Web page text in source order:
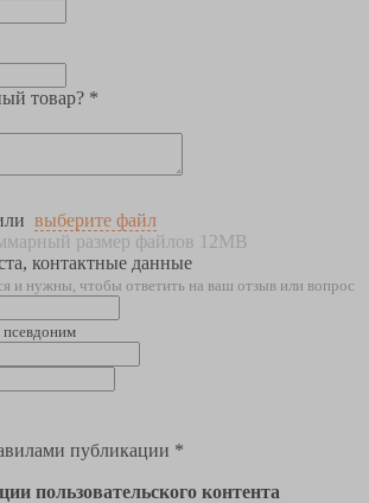
товар? *
выберите файл
размер файлов 12MB
контактные данные
и нужны, чтобы ответить на ваш отзыв или вопрос
публикации *
пользовательского контента